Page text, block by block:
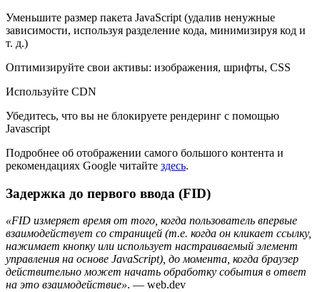
Уменьшите размер пакета JavaScript (удалив ненужные
зависимости, используя разделение кода, минимизируя код и
т. д.)
Оптимизируйте свои активы: изображения, шрифты, CSS
Используйте CDN
Убедитесь, что вы не блокируете рендеринг с помощью
Javascript
Подробнее об отображении самого большого контента и
рекомендациях Google читайте здесь.
Задержка до первого ввода (FID)
«FID измеряет время от того, когда пользователь впервые
взаимодействует со страницей (т.е. когда он кликает ссылку,
нажимает кнопку или использует настраиваемый элемент
управления на основе JavaScript), до момента, когда браузер
действительно может начать обработку события в ответ
на это взаимодействие». — web.dev